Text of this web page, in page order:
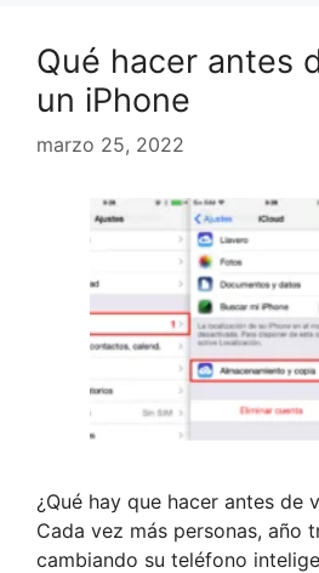
Qué hacer antes
un iPhone
marzo 25, 2022
¿Qué hay que hacer antes de
Cada vez más personas, año
cambiando su teléfono